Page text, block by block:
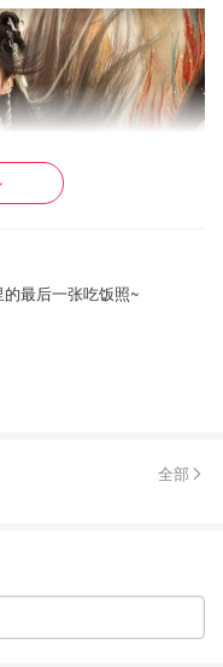
邪骨」，她需要「一
妖的「般若浮生」夢
」中化身為墨河蚌精
魔大戰時上清神域戰
最后一张吃饭照~
全部